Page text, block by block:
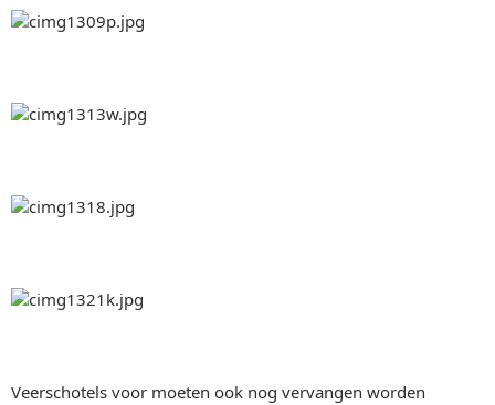
Veerschotels voor moeten ook nog vervangen worden